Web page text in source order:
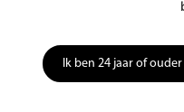
Ik ben 24 jaar of ouder